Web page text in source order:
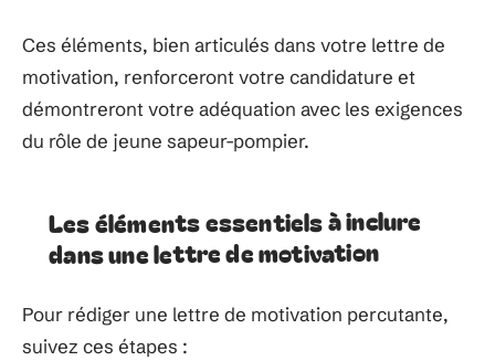
Ces éléments, bien articulés dans votre lettre de
motivation, renforceront votre candidature et
démontreront votre adéquation avec les exigences
du rôle de jeune sapeur-pompier.
Les éléments essentiels à inclure
dans une lettre de motivation
Pour rédiger une lettre de motivation percutante,
suivez ces étapes :